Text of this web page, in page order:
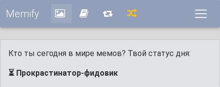
Memify
Кто ты сегодня в мире мемов? Твой статус дня:
⏳ Прокрастинатор-фидовик